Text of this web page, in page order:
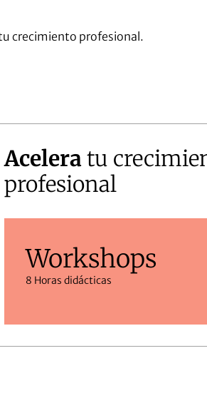
crecimiento profesional.
Aceleratu
profesional
Workshops
8 Horas didácticas